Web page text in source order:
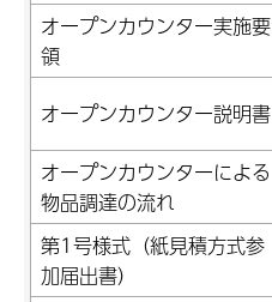
オープンカウンター実施要
領
オープンカウンター説明書
オープンカウンターによる
物品調達の流れ
第1号様式（紙見積方式参
加届出書）